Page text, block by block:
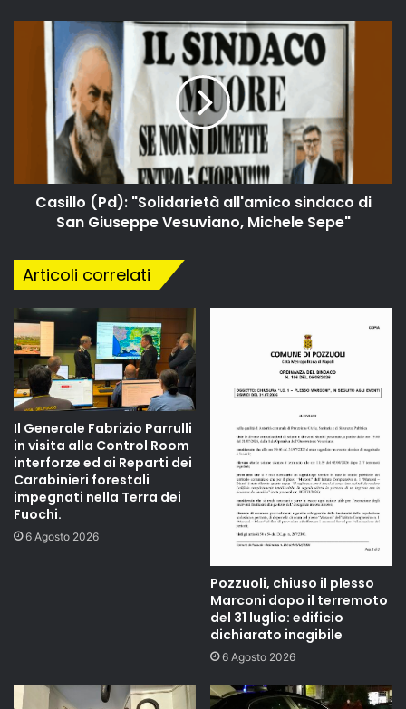
Casillo (Pd): "Solidarietà all'amico sindaco di
San Giuseppe Vesuviano, Michele Sepe"
Articoli correlati
Il Generale Fabrizio Parrulli
in visita alla Control Room
interforze ed ai Reparti dei
Carabinieri forestali
impegnati nella Terra dei
Fuochi.
6 Agosto 2026
Pozzuoli, chiuso il plesso
Marconi dopo il terremoto
del 31 luglio: edificio
dichiarato inagibile
6 Agosto 2026